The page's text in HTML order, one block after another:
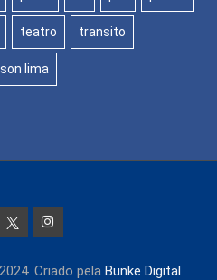
teatro transito
lima
Criado pela Bunke Digital